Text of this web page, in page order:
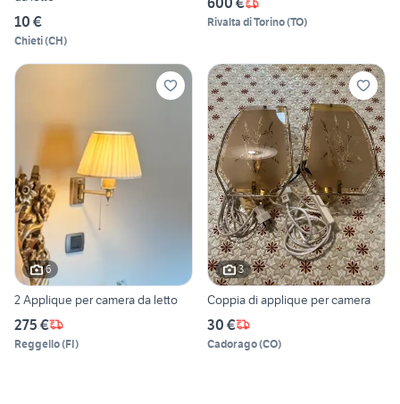
10 €
Chieti(CH)
Rivalta di Torino(TO)
6
2 Applique per camera da letto
275 €
Reggello(FI)
3
Coppia di applique per camera
30 €
Cadorago(CO)